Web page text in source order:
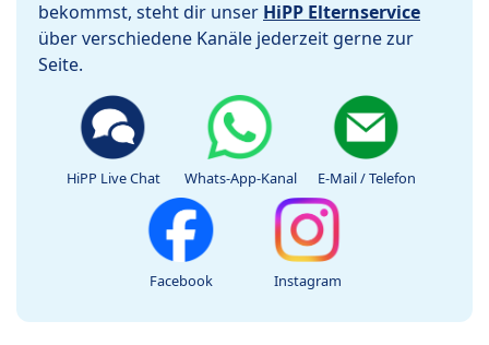
bekommst, steht dir unser HiPP Elternservice
über verschiedene Kanäle jederzeit gerne zur
Seite.
HiPP Live Chat Whats-App-Kanal E-Mail / Telefon
Facebook Instagram